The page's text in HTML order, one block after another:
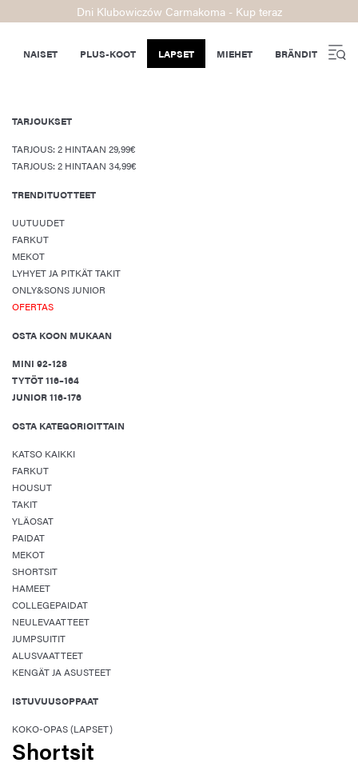
Dni Klubowiczów Carmakoma - Kup teraz
NAISET PLUS-KOOT LAPSET MIEHET BRÄNDIT
TARJOUKSET
TARJOUS: 2 HINTAAN 29,99€
TARJOUS: 2 HINTAAN 34,99€
TRENDITUOTTEET
UUTUUDET
FARKUT
MEKOT
LYHYET JA PITKÄT TAKIT
ONLY&SONS JUNIOR
OFERTAS
OSTA KOON MUKAAN
MINI 92-128
TYTÖT 116–164
JUNIOR 116-176
OSTA KATEGORIOITTAIN
KATSO KAIKKI
FARKUT
HOUSUT
TAKIT
YLÄOSAT
PAIDAT
MEKOT
SHORTSIT
HAMEET
COLLEGEPAIDAT
NEULEVAATTEET
JUMPSUITIT
ALUSVAATTEET
KENGÄT JA ASUSTEET
ISTUVUUSOPPAAT
KOKO-OPAS (LAPSET)
Shortsit